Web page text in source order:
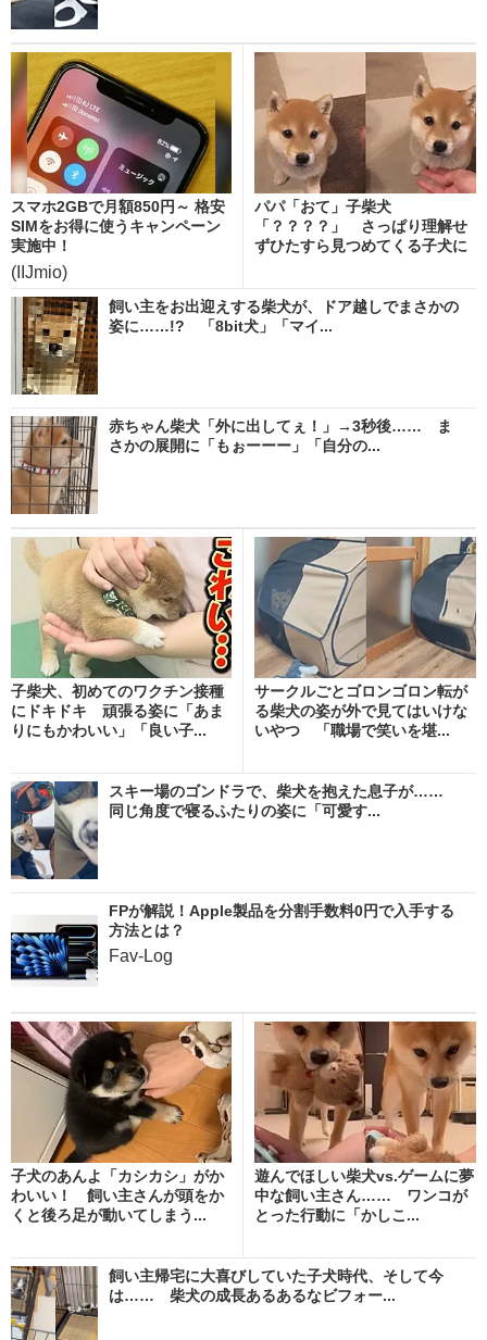
スマホ2GBで月額850円～ 格安
SIMをお得に使うキャンペーン
実施中！
(IIJmio)
パパ「おて」子柴犬
「？？？？」 さっぱり理解せ
ずひたすら見つめてくる子犬に
飼い主をお出迎えする柴犬が、ドア越しでまさかの
姿に……!? 「8bit犬」「マイ...
赤ちゃん柴犬「外に出してぇ！」→3秒後…… ま
さかの展開に「もぉーーー」「自分の...
子柴犬、初めてのワクチン接種
にドキドキ 頑張る姿に「あま
りにもかわいい」「良い子...
サークルごとゴロンゴロン転が
る柴犬の姿が外で見てはいけな
いやつ 「職場で笑いを堪...
スキー場のゴンドラで、柴犬を抱えた息子が……
同じ角度で寝るふたりの姿に「可愛す...
FPが解説！Apple製品を分割手数料0円で入手する
方法とは？
Fav-Log
子犬のあんよ「カシカシ」がか
わいい！ 飼い主さんが頭をか
くと後ろ足が動いてしまう...
遊んでほしい柴犬vs.ゲームに夢
中な飼い主さん…… ワンコが
とった行動に「かしこ...
飼い主帰宅に大喜びしていた子犬時代、そして今
は…… 柴犬の成長あるあるなビフォー...